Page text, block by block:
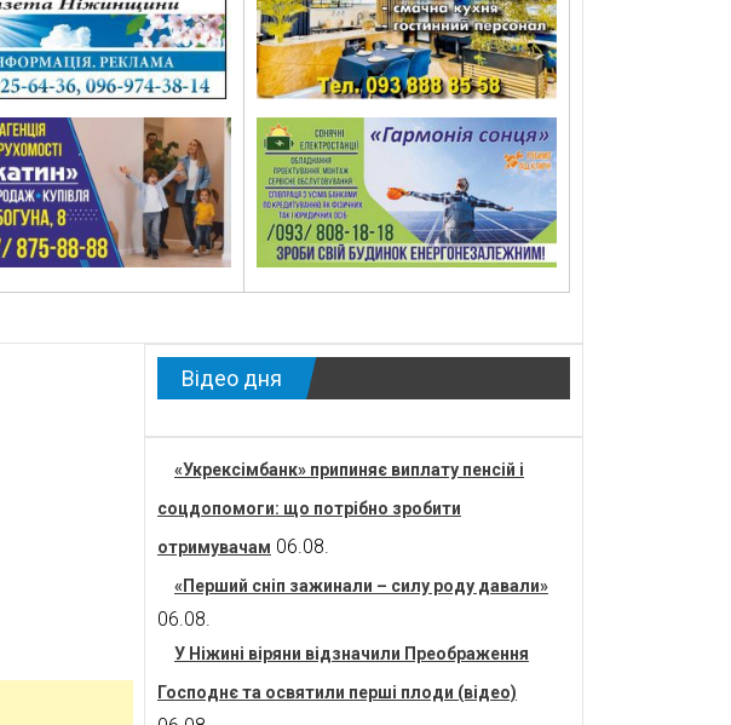
Відео дня
«Укрексімбанк» припиняє виплату пенсій і
соцдопомоги: що потрібно зробити
отримувачам 06.08.
«Перший сніп зажинали – силу роду давали»
06.08.
У Ніжині віряни відзначили Преображення
Господнє та освятили перші плоди (відео)